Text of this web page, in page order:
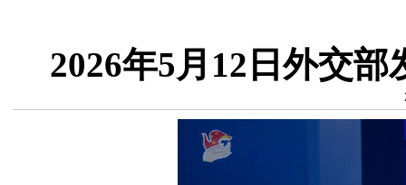
2026年5月12日外交